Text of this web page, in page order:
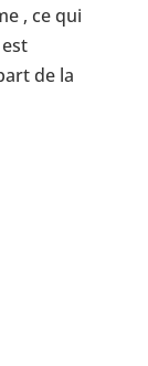
, ce qui
de la